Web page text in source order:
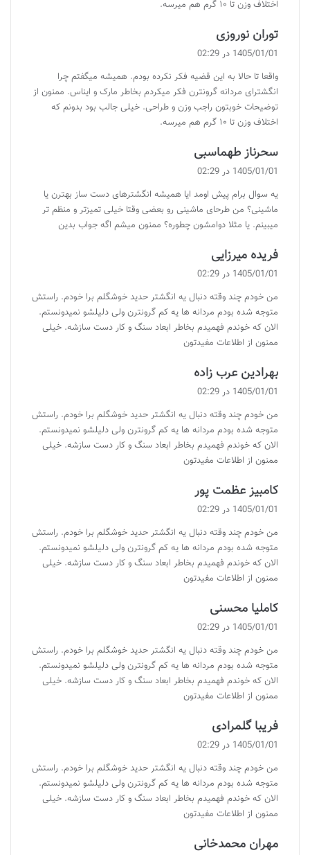
اختلاف وزن تا ۱۰ گرم هم میرسه.
توران نوروزی
ف
:
1405/01/01 در 02:29
واقعا تا حالا به این قضیه فکر نکرده بودم. همیشه میگفتم چرا
انگشترای مردانه گرونترن فکر میکردم بخاطر مارک و ایناس. ممنون از
توضیحات خوبتون راجب وزن و طراحی. خیلی جالب بود بدونم که
اختلاف وزن تا ۱۰ گرم هم میرسه.
سحرناز طهماسبی
1405/01/01 در 02:29
یه سوال برام پیش اومد ایا همیشه انگشترهای دست ساز بهترن یا
ماشینی؟ من طرحای ماشینی رو بعضی وقتا خیلی تمیزتر و منظم تر
میبینم. یا مثلا دوامشون چطوره؟ ممنون میشم اگه جواب بدین
فریده میرزایی
ف
:
1405/01/01 در 02:29
من خودم چند وقته دنبال یه انگشتر حدید خوشگلم برا خودم. راستش
متوجه شده بودم مردانه ها یه کم گرونترن ولی دلیلشو نمیدونستم.
الان که خوندم فهمیدم بخاطر ابعاد سنگ و کار دست سازشه. خیلی
ممنون از اطلاعات مفیدتون
بهرادین عرب زاده
:
1405/01/01 در 02:29
من خودم چند وقته دنبال یه انگشتر حدید خوشگلم برا خودم. راستش
متوجه شده بودم مردانه ها یه کم گرونترن ولی دلیلشو نمیدونستم.
الان که خوندم فهمیدم بخاطر ابعاد سنگ و کار دست سازشه. خیلی
ممنون از اطلاعات مفیدتون
کامبیز عظمت پور
:
1405/01/01 در 02:29
من خودم چند وقته دنبال یه انگشتر حدید خوشگلم برا خودم. راستش
متوجه شده بودم مردانه ها یه کم گرونترن ولی دلیلشو نمیدونستم.
الان که خوندم فهمیدم بخاطر ابعاد سنگ و کار دست سازشه. خیلی
ممنون از اطلاعات مفیدتون
کاملیا محسنی
ف
1405/01/01 در 02:29
من خودم چند وقته دنبال یه انگشتر حدید خوشگلم برا خودم. راستش
متوجه شده بودم مردانه ها یه کم گرونترن ولی دلیلشو نمیدونستم.
الان که خوندم فهمیدم بخاطر ابعاد سنگ و کار دست سازشه. خیلی
ممنون از اطلاعات مفیدتون
فریبا گلمرادی
ف
:
1405/01/01 در 02:29
من خودم چند وقته دنبال یه انگشتر حدید خوشگلم برا خودم. راستش
متوجه شده بودم مردانه ها یه کم گرونترن ولی دلیلشو نمیدونستم.
الان که خوندم فهمیدم بخاطر ابعاد سنگ و کار دست سازشه. خیلی
ممنون از اطلاعات مفیدتون
مهران محمدخانی